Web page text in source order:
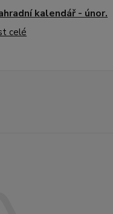
kalendář - únor.
celé